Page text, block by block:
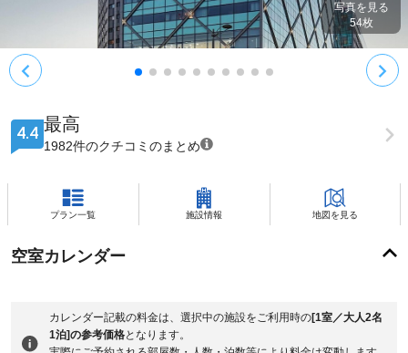
写真を見る
54枚
4.4 最高
1982件のクチコミのまとめ
プラン一覧 施設情報 地図を見る
空室カレンダー
カレンダー記載の料金は、選択中の施設をご利用時の[1室／大人2名
1泊]の参考価格となります。